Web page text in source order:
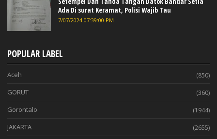
Ada Di surat Keramat, Polisi Wajib Tau
7/07/2024 07:39:00 PM
POPULAR LABEL
Aceh (850)
GORUT (360)
Gorontalo (1944)
JAKARTA (2655)